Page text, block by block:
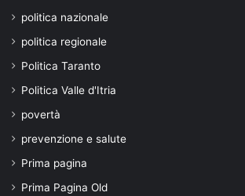
politica nazionale
politica regionale
Politica Taranto
Politica Valle d'Itria
povertà
prevenzione e salute
Prima pagina
Prima Pagina Old